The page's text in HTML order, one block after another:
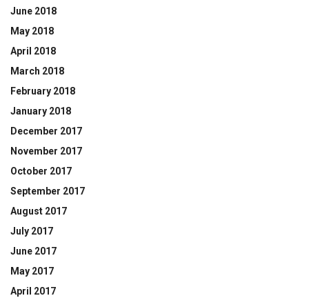
June 2018
May 2018
April 2018
March 2018
February 2018
January 2018
December 2017
November 2017
October 2017
September 2017
August 2017
July 2017
June 2017
May 2017
April 2017